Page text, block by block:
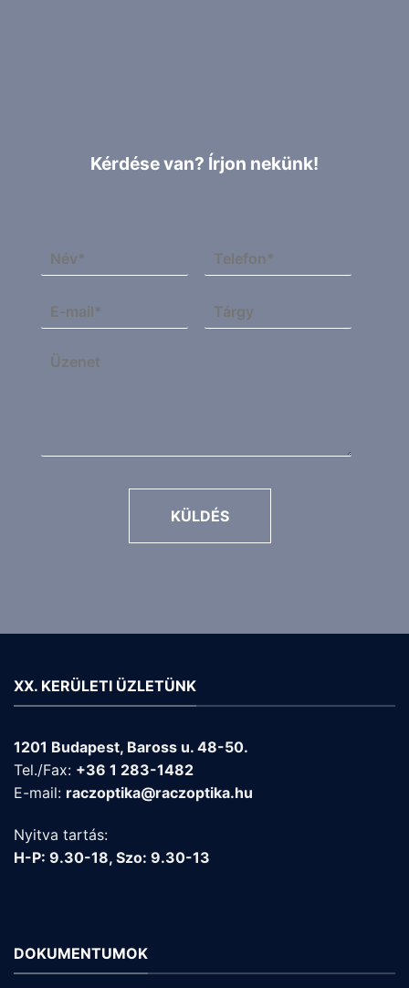
Kérdése van? Írjon nekünk!
KÜLDÉS
XX. KERÜLETI ÜZLETÜNK
1201 Budapest, Baross u. 48-50.
Tel./Fax: +36 1 283-1482
E-mail: raczoptika@raczoptika.hu
Nyitva tartás:
H-P: 9.30-18, Szo: 9.30-13
DOKUMENTUMOK